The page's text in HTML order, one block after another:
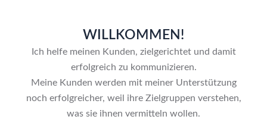
WILLKOMMEN!
Ich helfe meinen Kunden, zielgerichtet und damit
erfolgreich zu kommunizieren.
Meine Kunden werden mit meiner Unterstützung
noch erfolgreicher, weil ihre Zielgruppen verstehen,
was sie ihnen vermitteln wollen.